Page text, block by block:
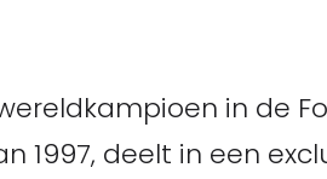
in de
1997, deelt in een